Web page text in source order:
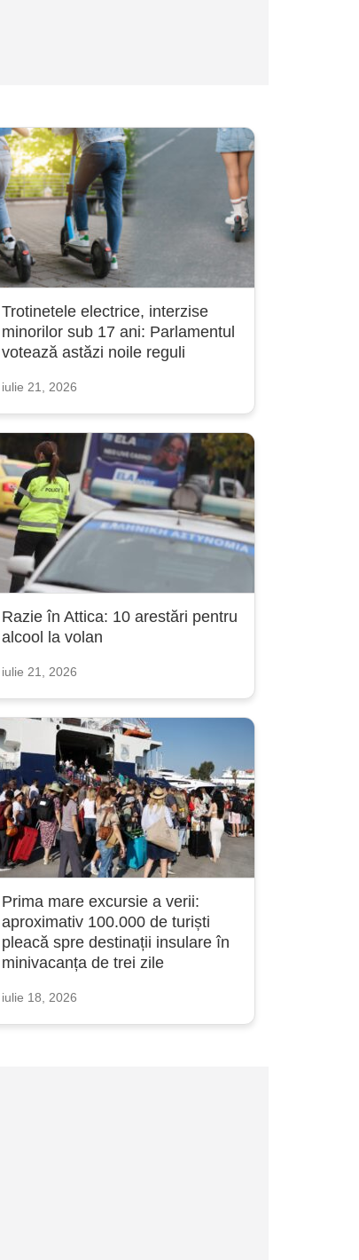
Trotinetele electrice, interzise
minorilor sub 17 ani: Parlamentul
votează astăzi noile reguli
iulie 21, 2026
Razie în Attica: 10 arestări pentru
alcool la volan
iulie 21, 2026
Prima mare excursie a verii:
aproximativ 100.000 de turiști
pleacă spre destinații insulare în
minivacanța de trei zile
iulie 18, 2026